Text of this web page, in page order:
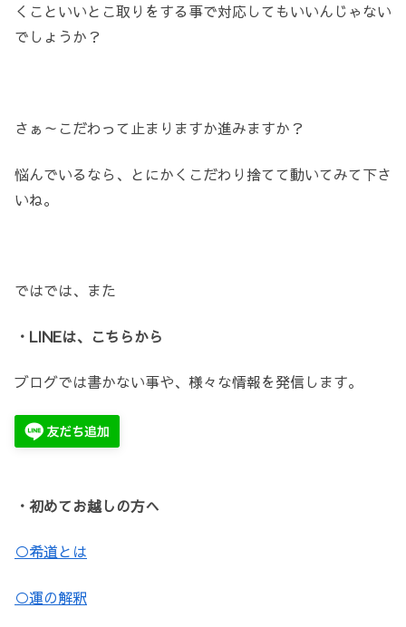
くこといいとこ取りをする事で対応してもいいんじゃない
でしょうか？
さぁ～こだわって止まりますか進みますか？
悩んでいるなら、とにかくこだわり捨てて動いてみて下さ
いね。
ではでは、また
・LINEは、こちらから
ブログでは書かない事や、様々な情報を発信します。
・初めてお越しの方へ
○希道とは
○運の解釈